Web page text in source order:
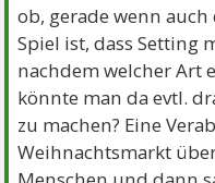
ob, gerade wenn
Spiel ist, dass Setting
nachdem welcher Art
könnte man da evtl.
zu machen? Eine
Weihnachtsmarkt